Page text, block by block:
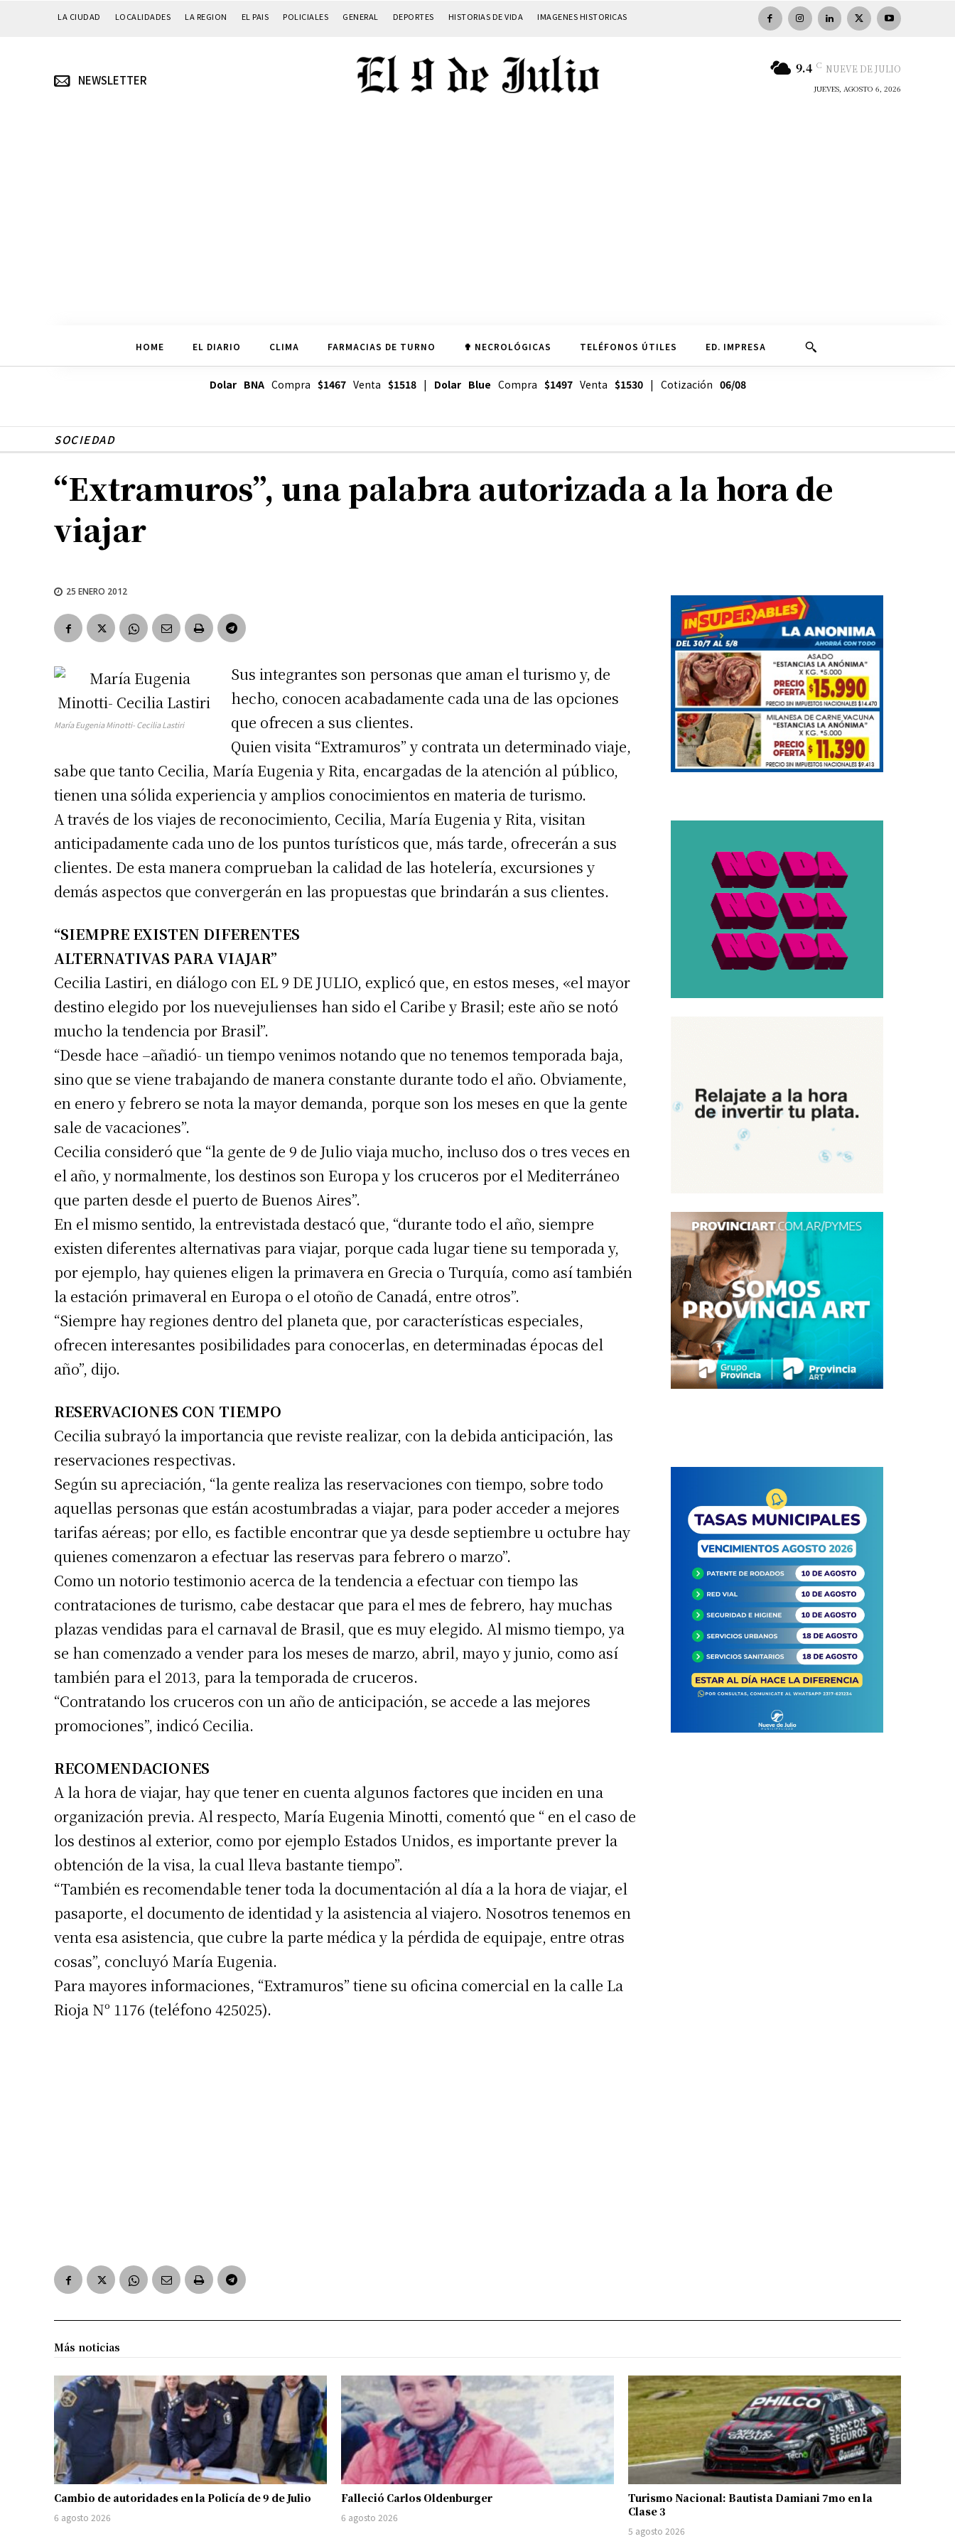
Suscribirme gratis
Dirección de correo electrónico*
Nombre
Apellidos
Número de teléfono
LA CIUDAD LOCALIDADES LA REGION EL PAIS POLICIALES GENERAL DEPORTES HISTORIAS DE VIDA IMAGENES HISTORICAS
NEWSLETTER
9.4 C NUEVE DE JULIO
JUEVES, AGOSTO 6, 2026
HOME EL DIARIO CLIMA FARMACIAS DE TURNO ✟ NECROLÓGICAS TELÉFONOS ÚTILES ED. IMPRESA
Dolar BNACompra $1467Venta $1518| Dolar Blue Compra $1497Venta $1530| Cotización 06/08
SOCIEDAD
“Extramuros”, una palabra autorizada a la hora de
viajar
25 ENERO 2012
María Eugenia Minotti- Cecilia Lastiri
Sus integrantes son personas que aman el turismo y, de
hecho, conocen acabadamente cada una de las opciones
que ofrecen a sus clientes.
Quien visita “Extramuros” y contrata un determinado viaje,
sabe que tanto Cecilia, María Eugenia y Rita, encargadas de la atención al público,
tienen una sólida experiencia y amplios conocimientos en materia de turismo.
A través de los viajes de reconocimiento, Cecilia, María Eugenia y Rita, visitan
anticipadamente cada uno de los puntos turísticos que, más tarde, ofrecerán a sus
clientes. De esta manera comprueban la calidad de las hotelería, excursiones y
demás aspectos que convergerán en las propuestas que brindarán a sus clientes.
“SIEMPRE EXISTEN DIFERENTES
ALTERNATIVAS PARA VIAJAR”
Cecilia Lastiri, en diálogo con EL 9 DE JULIO, explicó que, en estos meses, «el mayor
destino elegido por los nuevejulienses han sido el Caribe y Brasil; este año se notó
mucho la tendencia por Brasil”.
“Desde hace –añadió- un tiempo venimos notando que no tenemos temporada baja,
sino que se viene trabajando de manera constante durante todo el año. Obviamente,
en enero y febrero se nota la mayor demanda, porque son los meses en que la gente
sale de vacaciones”.
Cecilia consideró que “la gente de 9 de Julio viaja mucho, incluso dos o tres veces en
el año, y normalmente, los destinos son Europa y los cruceros por el Mediterráneo
que parten desde el puerto de Buenos Aires”.
En el mismo sentido, la entrevistada destacó que, “durante todo el año, siempre
existen diferentes alternativas para viajar, porque cada lugar tiene su temporada y,
por ejemplo, hay quienes eligen la primavera en Grecia o Turquía, como así también
la estación primaveral en Europa o el otoño de Canadá, entre otros”.
“Siempre hay regiones dentro del planeta que, por características especiales,
ofrecen interesantes posibilidades para conocerlas, en determinadas épocas del
año”, dijo.
RESERVACIONES CON TIEMPO
Cecilia subrayó la importancia que reviste realizar, con la debida anticipación, las
reservaciones respectivas.
Según su apreciación, “la gente realiza las reservaciones con tiempo, sobre todo
aquellas personas que están acostumbradas a viajar, para poder acceder a mejores
tarifas aéreas; por ello, es factible encontrar que ya desde septiembre u octubre hay
quienes comenzaron a efectuar las reservas para febrero o marzo”.
Como un notorio testimonio acerca de la tendencia a efectuar con tiempo las
contrataciones de turismo, cabe destacar que para el mes de febrero, hay muchas
plazas vendidas para el carnaval de Brasil, que es muy elegido. Al mismo tiempo, ya
se han comenzado a vender para los meses de marzo, abril, mayo y junio, como así
también para el 2013, para la temporada de cruceros.
“Contratando los cruceros con un año de anticipación, se accede a las mejores
promociones”, indicó Cecilia.
RECOMENDACIONES
A la hora de viajar, hay que tener en cuenta algunos factores que inciden en una
organización previa. Al respecto, María Eugenia Minotti, comentó que “ en el caso de
los destinos al exterior, como por ejemplo Estados Unidos, es importante prever la
obtención de la visa, la cual lleva bastante tiempo”.
“También es recomendable tener toda la documentación al día a la hora de viajar, el
pasaporte, el documento de identidad y la asistencia al viajero. Nosotros tenemos en
venta esa asistencia, que cubre la parte médica y la pérdida de equipaje, entre otras
cosas”, concluyó María Eugenia.
Para mayores informaciones, “Extramuros” tiene su oficina comercial en la calle La
Rioja Nº 1176 (teléfono 425025).
Más noticias
Cambio de autoridades en la Policía de 9 de Julio
6 agosto 2026
Falleció Carlos Oldenburger
6 agosto 2026
Turismo Nacional: Bautista Damiani 7mo en la
Clase 3
5 agosto 2026